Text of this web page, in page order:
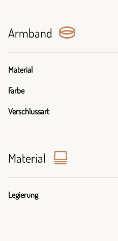
Armband
Material
Farbe
Verschlussart
Material
Legierung